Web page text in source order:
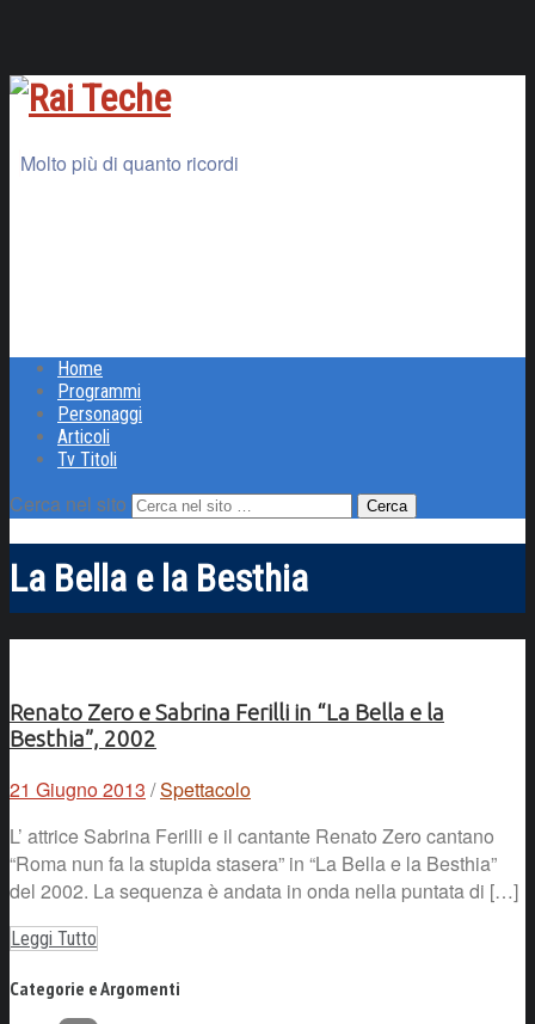
Molto più di quanto ricordi
Home
Programmi
Personaggi
Articoli
Tv Titoli
Cerca nel sito
La Bella e la Besthia
Renato Zero e Sabrina Ferilli in “La Bella e la
Besthia”, 2002
21 Giugno 2013 /Spettacolo
L’ attrice Sabrina Ferilli e il cantante Renato Zero cantano
“Roma nun fa la stupida stasera” in “La Bella e la Besthia”
del 2002. La sequenza è andata in onda nella puntata di […]
Leggi Tutto
Categorie e Argomenti